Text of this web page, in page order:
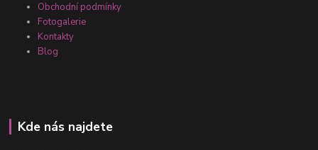
Obchodní podmínky
Fotogalerie
Kontakty
Blog
Kde nás najdete